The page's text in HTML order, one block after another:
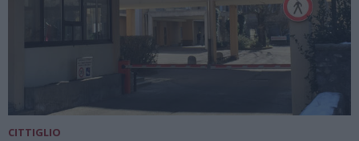
CITTIGLIO